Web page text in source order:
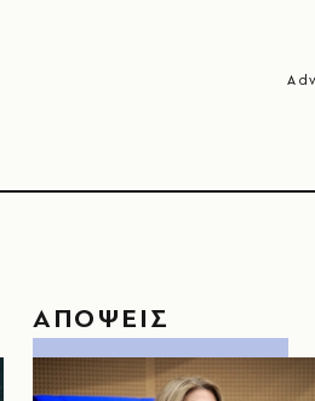
ΑΠΟΨΕΙΣ